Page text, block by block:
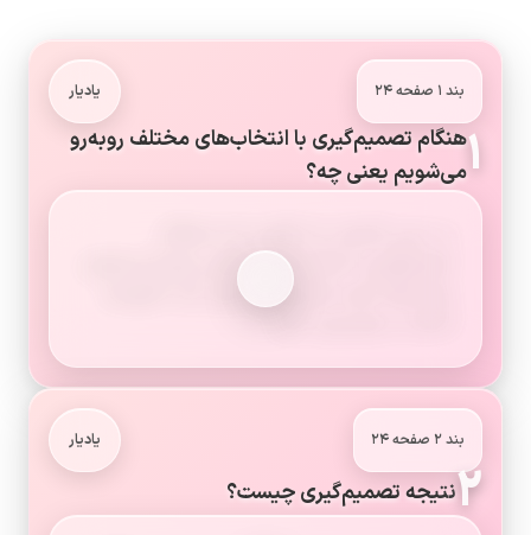
بند ۱ صفحه ۲۴ یادیار
۱هنگام تصمیم‌گیری با انتخاب‌های مختلف روبه‌رو
می‌شویم یعنی چه؟
تصمیم‌گیری با انتخاب‌های مختلفی روبه‌رو می‌شویم.
برای اینکه خوب تصمیم‌گیری کنیم، باید نتایج هر
بند ۲ صفحه ۲۴ یادیار
۲نتیجه تصمیم‌گیری چیست؟